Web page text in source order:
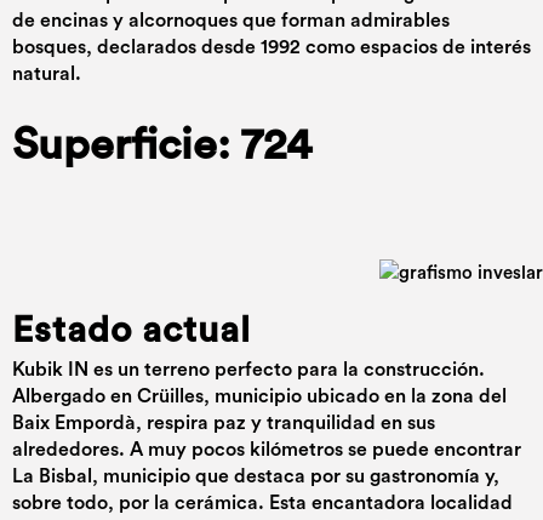
de encinas y alcornoques que forman admirables
bosques, declarados desde 1992 como espacios de interés
natural.
Superficie: 724
Estado actual
Kubik IN es un terreno perfecto para la construcción.
Albergado en Crüilles, municipio ubicado en la zona del
Baix Empordà, respira paz y tranquilidad en sus
alrededores. A muy pocos kilómetros se puede encontrar
La Bisbal, municipio que destaca por su gastronomía y,
sobre todo, por la cerámica. Esta encantadora localidad